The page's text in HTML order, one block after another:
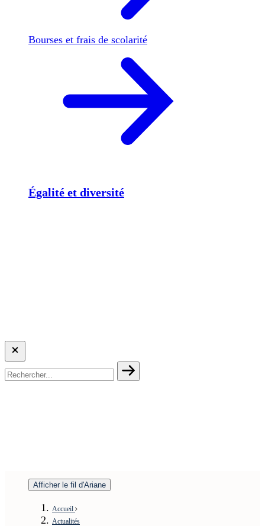
Bourses et frais de scolarité
Égalité et diversité
Afficher le fil d'Ariane
Accueil
Actualités